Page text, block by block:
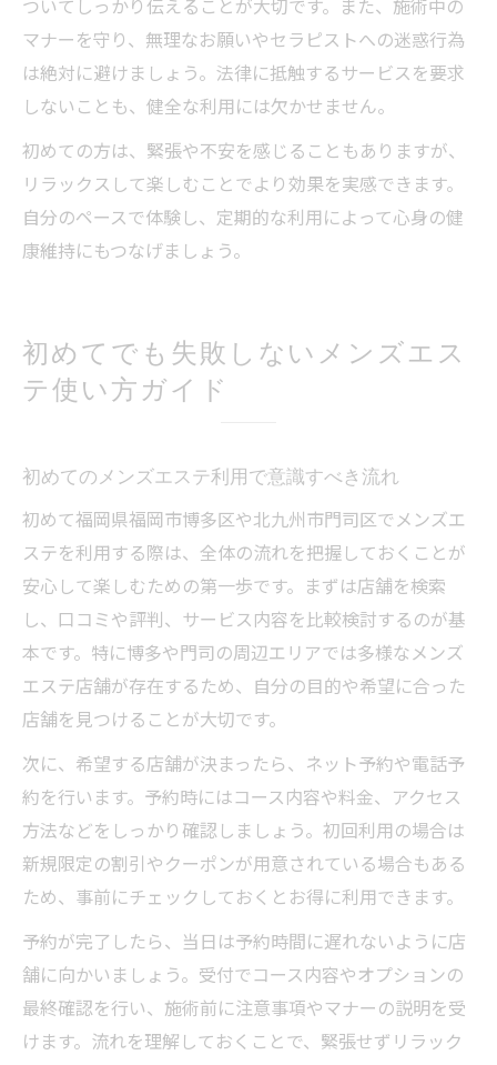
ついてしっかり伝えることが大切です。また、施術中の
マナーを守り、無理なお願いやセラピストへの迷惑行為
は絶対に避けましょう。法律に抵触するサービスを要求
しないことも、健全な利用には欠かせません。
初めての方は、緊張や不安を感じることもありますが、
リラックスして楽しむことでより効果を実感できます。
自分のペースで体験し、定期的な利用によって心身の健
康維持にもつなげましょう。
初めてでも失敗しないメンズエス
テ使い方ガイド
初めてのメンズエステ利用で意識すべき流れ
初めて福岡県福岡市博多区や北九州市門司区でメンズエ
ステを利用する際は、全体の流れを把握しておくことが
安心して楽しむための第一歩です。まずは店舗を検索
し、口コミや評判、サービス内容を比較検討するのが基
本です。特に博多や門司の周辺エリアでは多様なメンズ
エステ店舗が存在するため、自分の目的や希望に合った
店舗を見つけることが大切です。
次に、希望する店舗が決まったら、ネット予約や電話予
約を行います。予約時にはコース内容や料金、アクセス
方法などをしっかり確認しましょう。初回利用の場合は
新規限定の割引やクーポンが用意されている場合もある
ため、事前にチェックしておくとお得に利用できます。
予約が完了したら、当日は予約時間に遅れないように店
舗に向かいましょう。受付でコース内容やオプションの
最終確認を行い、施術前に注意事項やマナーの説明を受
けます。流れを理解しておくことで、緊張せずリラック